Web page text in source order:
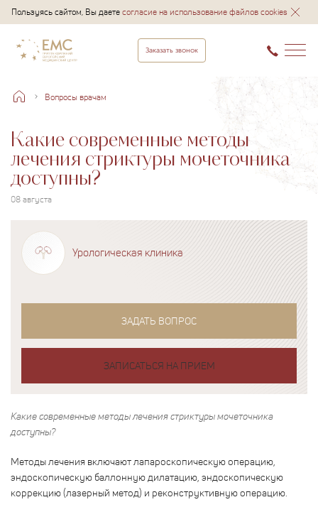
Пользуясь сайтом, Вы даетесогласие на использование файлов cookies
Заказать звонок
Вопросы врачам
Какие современные методы
лечения стриктуры мочеточника
доступны?
08 августа
Урологическая клиника
ЗАДАТЬ ВОПРОС
ЗАПИСАТЬСЯ НА ПРИЕМ
Какие современные методы лечения стриктуры мочеточника
доступны?
Методы лечения включают лапароскопическую операцию,
эндоскопическую баллонную дилатацию, эндоскопическую
коррекцию (лазерный метод) и реконструктивную операцию.